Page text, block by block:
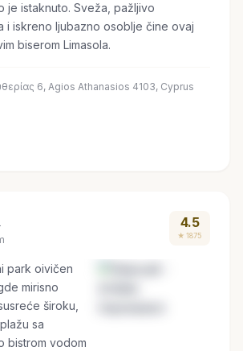
je istaknuto. Sveža, pažljivo
i iskreno ljubazno osoblje čine ovaj
biserom Limasola.
6, Agios Athanasios 4103, Cyprus
4.5
★ 1875
park oivičen
mirisno
široku,
sa
bistrom vodom